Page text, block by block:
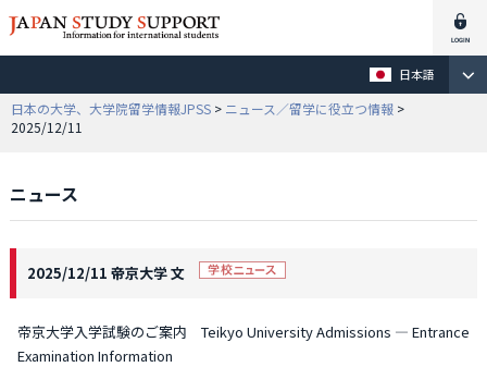
日本語
日本の大学、大学院留学情報JPSS > ニュース／留学に役立つ情報 >
2025/12/11
ニュース
2025/12/11 帝京大学 文
帝京大学入学試験のご案内 Teikyo University Admissions — Entrance
Examination Information